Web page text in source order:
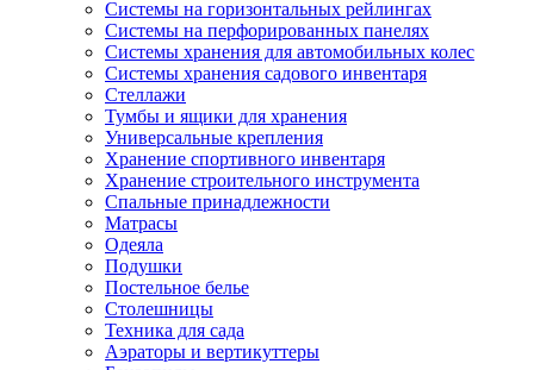
Системы на горизонтальных рейлингах
Системы на перфорированных панелях
Системы хранения для автомобильных колес
Системы хранения садового инвентаря
Стеллажи
Тумбы и ящики для хранения
Универсальные крепления
Хранение спортивного инвентаря
Хранение строительного инструмента
Спальные принадлежности
Матрасы
Одеяла
Подушки
Постельное белье
Столешницы
Техника для сада
Аэраторы и вертикуттеры